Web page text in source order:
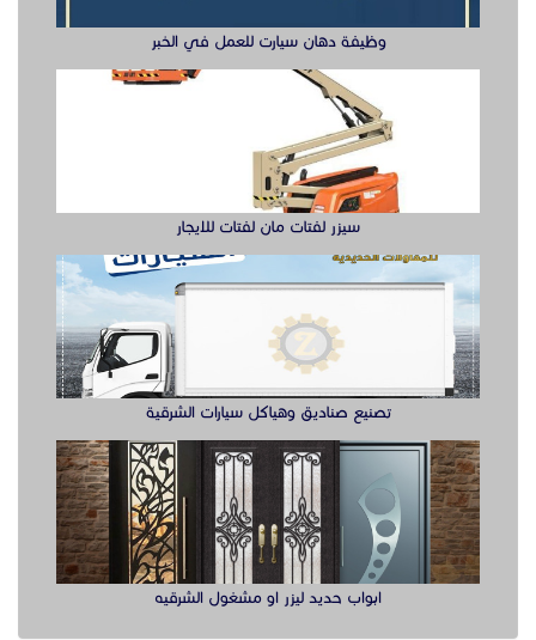
وظيفة دهان سيارت للعمل في الخبر
سيزر لفتات مان لفتات للايجار
تصنيع صناديق وهياكل سيارات الشرقية
ابواب حديد ليزر او مشغول الشرقيه